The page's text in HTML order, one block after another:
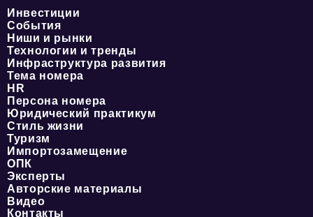
Инвестиции
События
Ниши и рынки
Технологии и тренды
Инфраструктура развития
Тема номера
HR
Персона номера
Юридический практикум
Стиль жизни
Туризм
Импортозамещение
ОПК
Эксперты
Авторские материалы
Видео
Контакты